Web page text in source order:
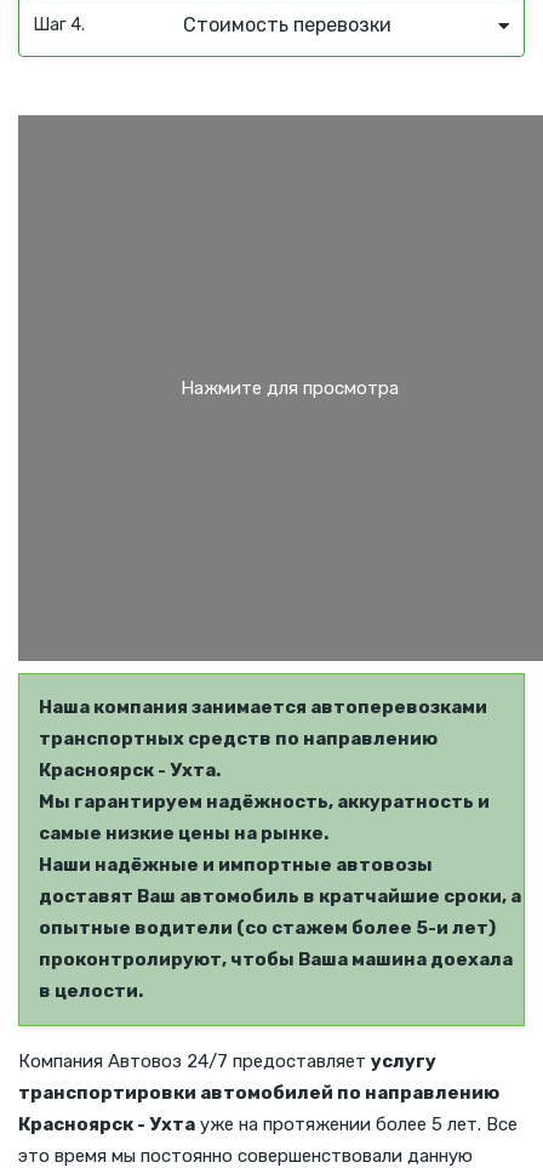
Шаг 4. Стоимость перевозки
Наша компания занимается автоперевозками
транспортных средств по направлению
Красноярск - Ухта.
Мы гарантируем надёжность, аккуратность и
самые низкие цены на рынке.
Наши надёжные и импортные автовозы
доставят Ваш автомобиль в кратчайшие сроки, а
опытные водители (со стажем более 5-и лет)
проконтролируют, чтобы Ваша машина доехала
в целости.
Компания Автовоз 24/7 предоставляет услугу
транспортировки автомобилей по направлению
Красноярск - Ухта уже на протяжении более 5 лет. Все
это время мы постоянно совершенствовали данную